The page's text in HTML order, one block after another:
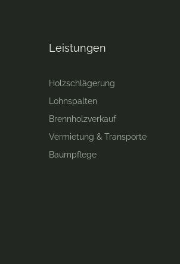
Leistungen
Holzschlägerung
Lohnspalten
Brennholzverkauf
Vermietung & Transporte
Baumpflege